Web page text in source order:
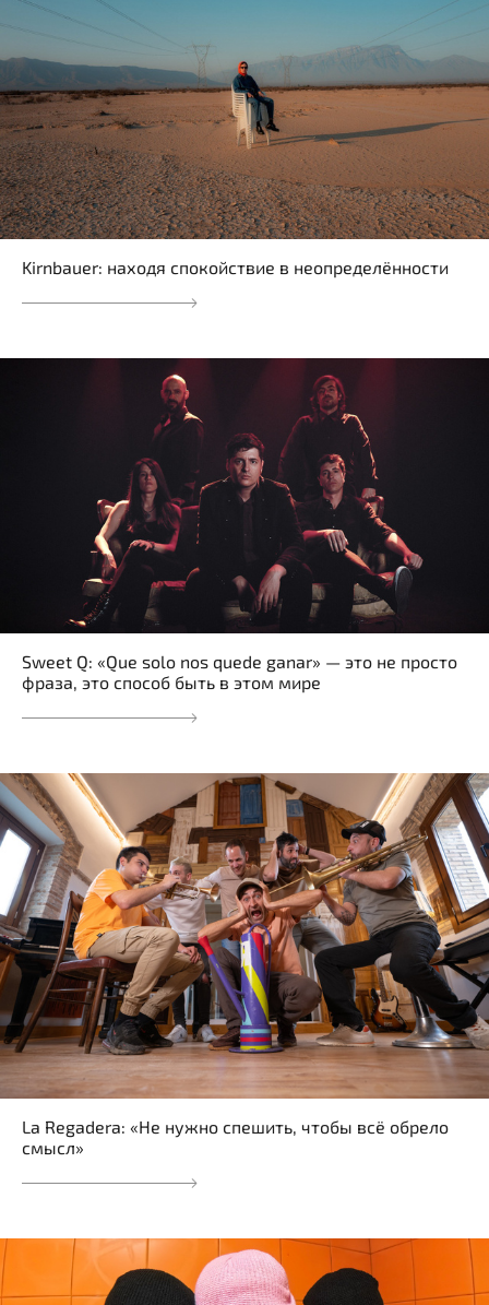
Kirnbauer: находя спокойствие в неопределённости
Sweet Q: «Que solo nos quede ganar» — это не просто
фраза, это способ быть в этом мире
La Regadera: «Не нужно спешить, чтобы всё обрело
смысл»